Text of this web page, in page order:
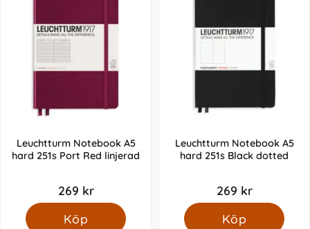
Leuchtturm Notebook A5
hard 251s Port Red linjerad
269 kr
Köp
Leuchtturm Notebook A5
hard 251s Black dotted
269 kr
Köp